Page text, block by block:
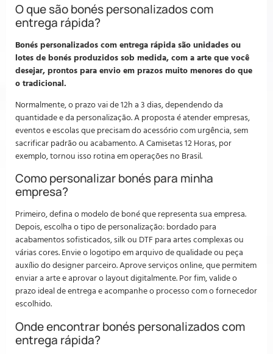
O que são bonés personalizados com
entrega rápida?
Bonés personalizados com entrega rápida são unidades ou
lotes de bonés produzidos sob medida, com a arte que você
desejar, prontos para envio em prazos muito menores do que
o tradicional.
Normalmente, o prazo vai de 12h a 3 dias, dependendo da
quantidade e da personalização. A proposta é atender empresas,
eventos e escolas que precisam do acessório com urgência, sem
sacrificar padrão ou acabamento. A Camisetas 12 Horas, por
exemplo, tornou isso rotina em operações no Brasil.
Como personalizar bonés para minha
empresa?
Primeiro, defina o modelo de boné que representa sua empresa.
Depois, escolha o tipo de personalização: bordado para
acabamentos sofisticados, silk ou DTF para artes complexas ou
várias cores. Envie o logotipo em arquivo de qualidade ou peça
auxílio do designer parceiro. Aprove serviços online, que permitem
enviar a arte e aprovar o layout digitalmente. Por fim, valide o
prazo ideal de entrega e acompanhe o processo com o fornecedor
escolhido.
Onde encontrar bonés personalizados com
entrega rápida?